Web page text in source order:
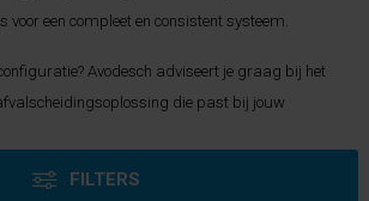
voor een compleet en consistent systeem.
Avodesch adviseert je graag bij het
die past bij jouw
FILTERS